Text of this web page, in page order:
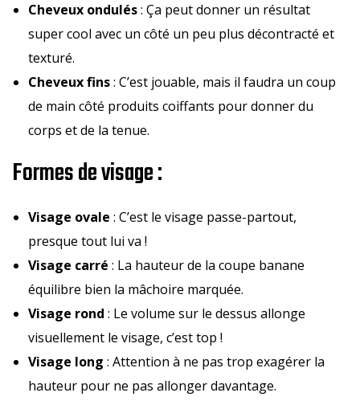
Cheveux ondulés: Ça peut donner un résultat
super cool avec un côté un peu plus décontracté et
texturé.
Cheveux fins: C’est jouable, mais il faudra un coup
de main côté produits coiffants pour donner du
corps et de la tenue.
Formes de visage :
Visage ovale : C’est le visage passe-partout,
presque tout lui va !
Visage carré : La hauteur de la coupe banane
équilibre bien la mâchoire marquée.
Visage rond : Le volume sur le dessus allonge
visuellement le visage, c’est top !
Visage long : Attention à ne pas trop exagérer la
hauteur pour ne pas allonger davantage.